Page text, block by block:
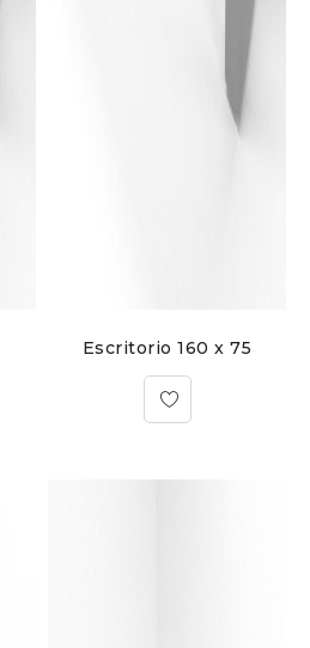
Escritorio 160 x 75